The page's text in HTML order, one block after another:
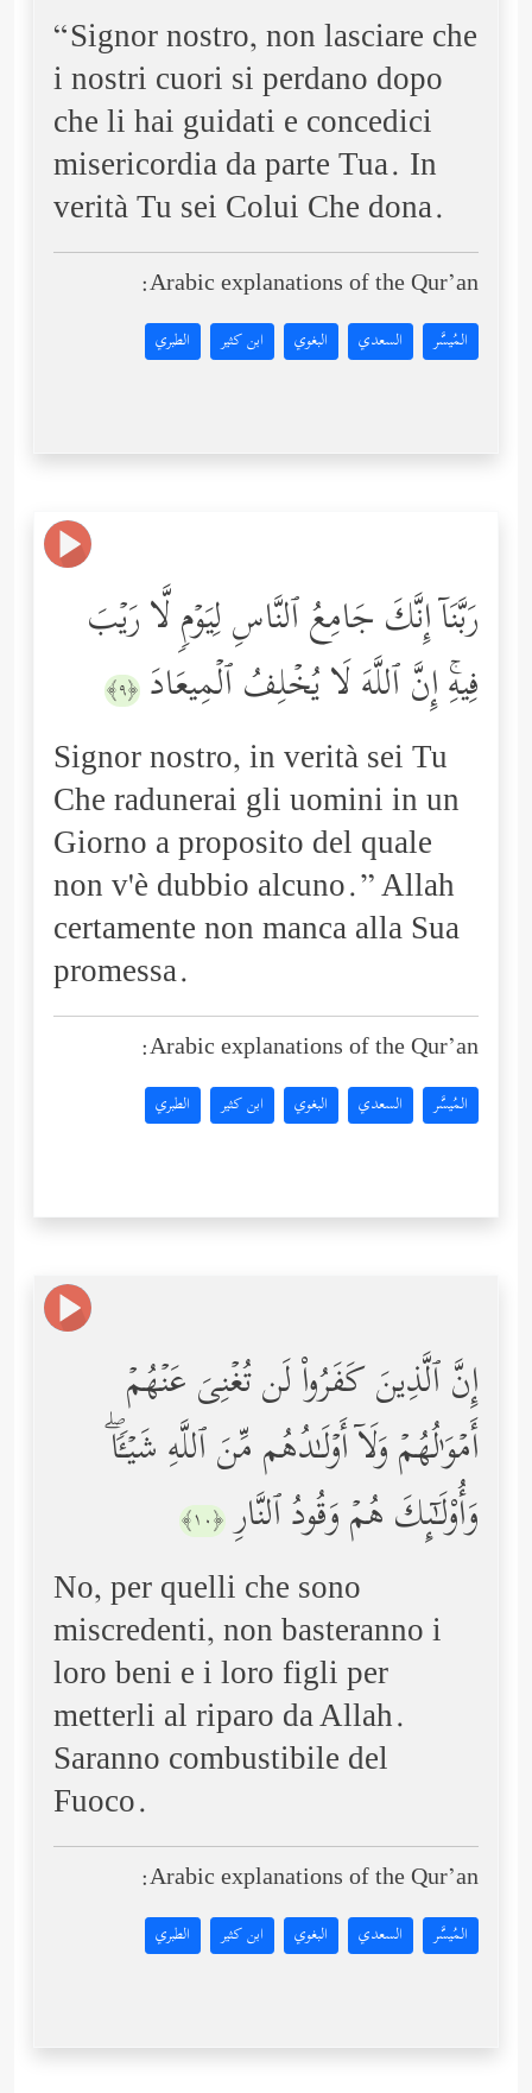
“Signor nostro, non lasciare che
i nostri cuori si perdano dopo
che li hai guidati e concedici
misericordia da parte Tua. In
verità Tu sei Colui Che dona.
Arabic explanations of the Qur’an:
المُيسَّر السعدي البغوي ابن كثير الطبري
رَبَّنَاۤ إِنَّكَ جَامِعُ ٱلنَّاسِ لِیَوۡمࣲ لَّا رَیۡبَ
فِیهِۚ إِنَّ ٱللَّهَ لَا یُخۡلِفُ ٱلۡمِیعَادَ ﴿٩﴾
Signor nostro, in verità sei Tu
Che radunerai gli uomini in un
Giorno a proposito del quale
non v'è dubbio alcuno.” Allah
certamente non manca alla Sua
promessa.
Arabic explanations of the Qur’an:
المُيسَّر السعدي البغوي ابن كثير الطبري
إِنَّ ٱلَّذِینَ كَفَرُواْ لَن تُغۡنِیَ عَنۡهُمۡ
أَمۡوَ ٰ⁠لُهُمۡ وَلَاۤ أَوۡلَـٰدُهُم مِّنَ ٱللَّهِ شَیۡـࣰٔاۖ
وَأُوْلَـٰۤىِٕكَ هُمۡ وَقُودُ ٱلنَّارِ ﴿١٠﴾
No, per quelli che sono
miscredenti, non basteranno i
loro beni e i loro figli per
metterli al riparo da Allah.
Saranno combustibile del
Fuoco.
Arabic explanations of the Qur’an:
المُيسَّر السعدي البغوي ابن كثير الطبري